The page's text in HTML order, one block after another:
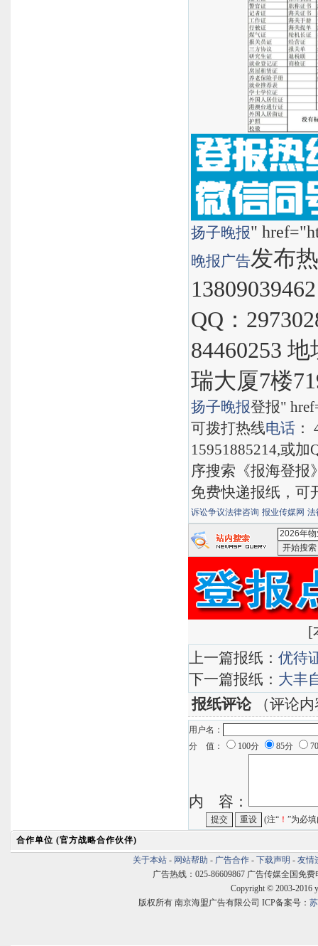
扬子晚报"
晚报广告发布
QQ：
84460253
瑞大厦7楼
扬子晚报登报"
可拨打热线电话
15951885214,或
序搜索《报海登报
免费快递报纸，可
诉讼争议法律咨询 报业传媒网 法
[
上一篇报纸： 优待
下一篇报纸： 大丰
报纸评论（评论内
用户名：
分 值：
100分 85分
内 容：
(注“ ！ ”为必
合作单位 (官方战略合作伙伴)
关于本站 - 网站帮助 - 广告合作 - 下载声明 - 友情
广告热线：025-86609867 广告传媒全国免费
Copyright © 2003-2016
版权所有 南京海盟广告有限公司 ICP备案号：